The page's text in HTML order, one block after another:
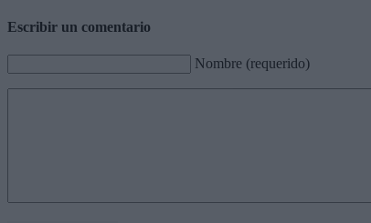
Escribir un comentario
Nombre (requerido)